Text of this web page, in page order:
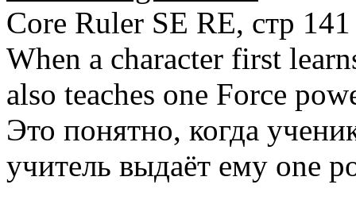
Core Ruler SE RE, стр 141
When a character first
also teaches one Force
Это понятно, когда
учитель выдаёт ему one